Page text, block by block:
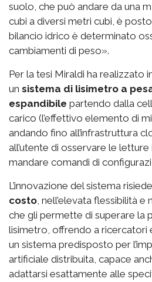
suolo, che può andare da una
cubi a diversi metri cubi, è
bilancio idrico è determinato
cambiamenti di peso».
Per la tesi Miraldi ha realizzato
un sistema di lisimetro a
espandibile partendo dalla
carico (l’effettivo elemento di
andando fino all’infrastruttura
all’utente di osservare le
mandare comandi di
L’innovazione del sistema
costo, nell’elevata flessibilità e
che gli permette di superare la
lisimetro, offrendo a ricercatori
un sistema predisposto per
artificiale distribuita, capace
adattarsi esattamente alle